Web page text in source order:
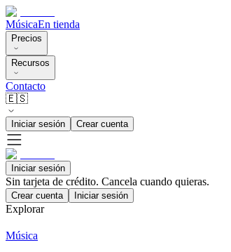
MúsicaEn tienda
Precios
Recursos
Contacto
🇪🇸
Iniciar sesión Crear cuenta
Iniciar sesión
Sin tarjeta de crédito. Cancela cuando quieras.
Crear cuenta Iniciar sesión
Explorar
Música